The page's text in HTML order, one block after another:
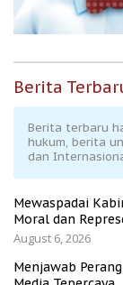
Berita
Berita terbaru
hukum, berita
dan
Mewaspadai
Moral dan
August 6, 2026
Menjawab